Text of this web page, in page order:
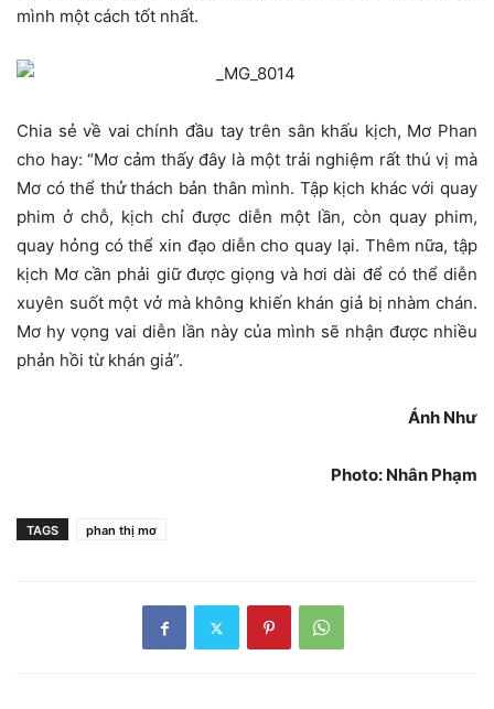
mình một cách tốt nhất.
Chia sẻ về vai chính đầu tay trên sân khấu kịch, Mơ Phan
cho hay: “Mơ cảm thấy đây là một trải nghiệm rất thú vị mà
Mơ có thể thử thách bản thân mình. Tập kịch khác với quay
phim ở chỗ, kịch chỉ được diễn một lần, còn quay phim,
quay hỏng có thể xin đạo diễn cho quay lại. Thêm nữa, tập
kịch Mơ cần phải giữ được giọng và hơi dài để có thể diễn
xuyên suốt một vở mà không khiến khán giả bị nhàm chán.
Mơ hy vọng vai diễn lần này của mình sẽ nhận được nhiều
phản hồi từ khán giả”.
Ánh Như
Photo: Nhân Phạm
TAGS phan thị mơ